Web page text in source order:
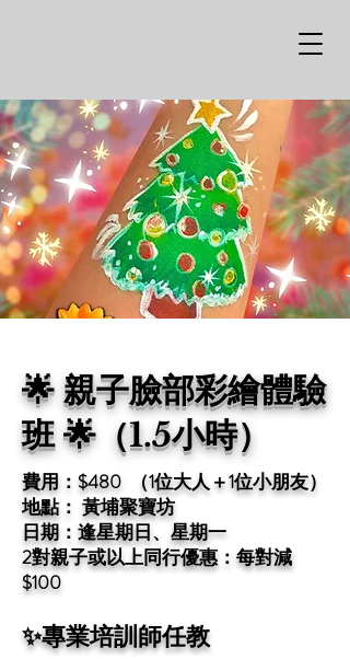
🌟 親子臉部彩繪體驗
班 🌟（1.5小時）
費用：$480 （1位大人＋1位小朋友）
地點： 黃埔聚寶坊
日期：逢星期日、星期一
2對親子或以上同行優惠：每對減
$100
✨專業培訓師任教